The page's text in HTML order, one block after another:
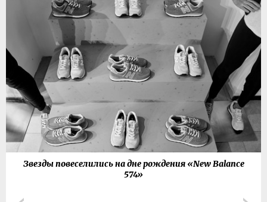
Звезды повеселились на дне рождения «New Balance
574»